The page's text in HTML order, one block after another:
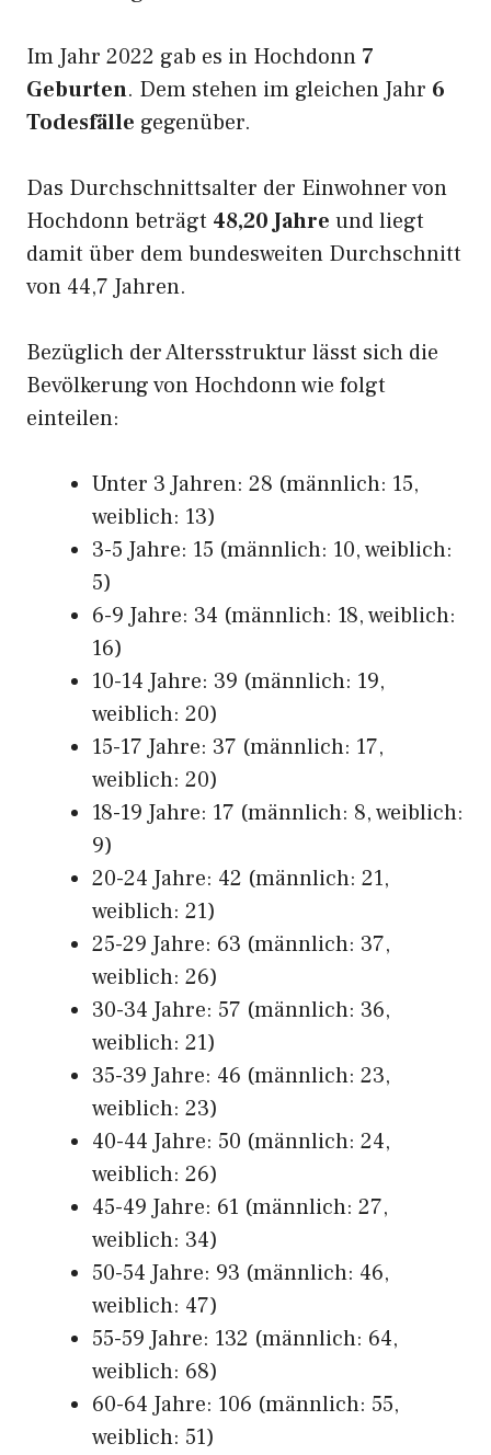
Im Jahr 2022 gab es in Hochdonn 7
Geburten. Dem stehen im gleichen Jahr 6
Todesfälle gegenüber.
Das Durchschnittsalter der Einwohner von
Hochdonn beträgt 48,20 Jahre und liegt
damit über dem bundesweiten Durchschnitt
von 44,7 Jahren.
Bezüglich der Altersstruktur lässt sich die
Bevölkerung von Hochdonn wie folgt
einteilen:
Unter 3 Jahren: 28 (männlich: 15,
weiblich: 13)
3-5 Jahre: 15 (männlich: 10, weiblich:
5)
6-9 Jahre: 34 (männlich: 18, weiblich:
16)
10-14 Jahre: 39 (männlich: 19,
weiblich: 20)
15-17 Jahre: 37 (männlich: 17,
weiblich: 20)
18-19 Jahre: 17 (männlich: 8, weiblich:
9)
20-24 Jahre: 42 (männlich: 21,
weiblich: 21)
25-29 Jahre: 63 (männlich: 37,
weiblich: 26)
30-34 Jahre: 57 (männlich: 36,
weiblich: 21)
35-39 Jahre: 46 (männlich: 23,
weiblich: 23)
40-44 Jahre: 50 (männlich: 24,
weiblich: 26)
45-49 Jahre: 61 (männlich: 27,
weiblich: 34)
50-54 Jahre: 93 (männlich: 46,
weiblich: 47)
55-59 Jahre: 132 (männlich: 64,
weiblich: 68)
60-64 Jahre: 106 (männlich: 55,
weiblich: 51)